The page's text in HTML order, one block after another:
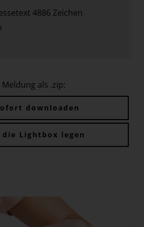
4886 Zeichen
als .zip:
downloaden
die Lightbox legen